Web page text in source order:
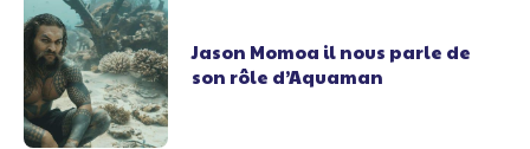
Jason Momoa il nous parle de
son rôle d’Aquaman